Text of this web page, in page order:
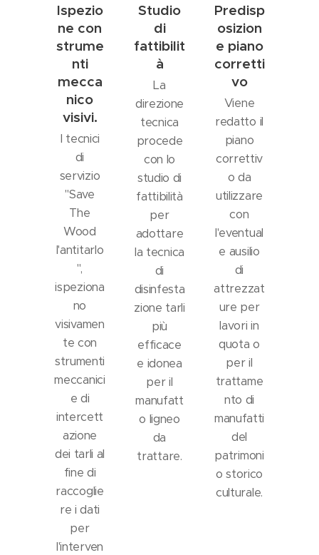
Ispezio
ne con
strume
nti
mecca
nico
visivi.
I tecnici
di
servizio
"Save
The
Wood
l'antitarlo
",
ispeziona
no
visivamen
te con
strumenti
meccanici
e di
intercett
azione
dei tarli al
fine di
raccoglie
re i dati
per
l'interven
Studio
di
fattibilit
à
La
direzione
tecnica
procede
con lo
studio di
fattibilità
per
adottare
la tecnica
di
disinfesta
zione tarli
più
efficace
e idonea
per il
manufatt
o ligneo
da
trattare.
Predisp
osizion
e piano
corretti
vo
Viene
redatto il
piano
correttiv
o da
utilizzare
con
l'eventual
e ausilio
di
attrezzat
ure per
lavori in
quota o
per il
trattame
nto di
manufatti
del
patrimoni
o storico
culturale.